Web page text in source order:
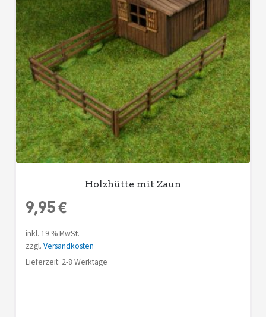
Holzhütte mit Zaun
9,95€
inkl. 19 % MwSt.
zzgl. Versandkosten
Lieferzeit: 2-8 Werktage